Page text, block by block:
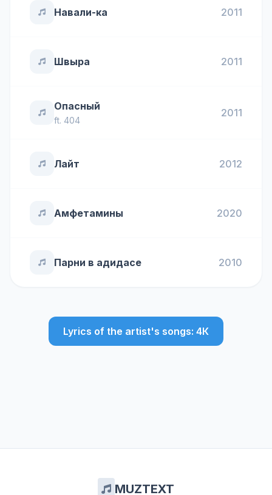
Навали-ка 2011
Швыра 2011
Опасный
ft. 404
2011
Лайт 2012
Амфетамины 2020
Парни в адидасе 2010
Lyrics of the artist's songs: 4К
MUZTEXT